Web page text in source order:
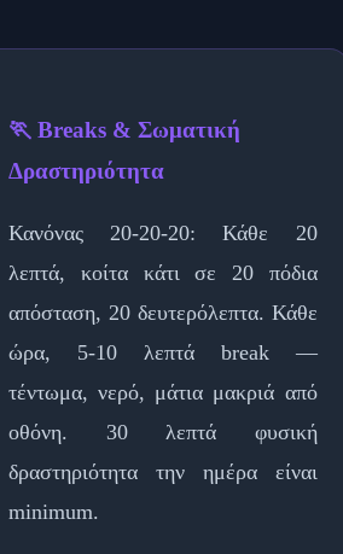
🏃 Breaks & Σωματική
Δραστηριότητα
Κανόνας 20-20-20: Κάθε 20
λεπτά, κοίτα κάτι σε 20 πόδια
απόσταση, 20 δευτερόλεπτα. Κάθε
ώρα, 5-10 λεπτά break —
τέντωμα, νερό, μάτια μακριά από
οθόνη. 30 λεπτά φυσική
δραστηριότητα την ημέρα είναι
minimum.